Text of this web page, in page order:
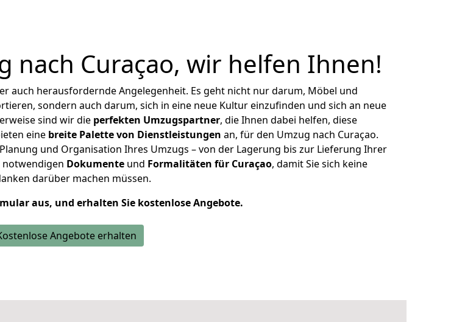
nach Curaçao, wir helfen Ihnen!
auch herausfordernde Angelegenheit. Es geht nicht nur darum, Möbel und
sondern auch darum, sich in eine neue Kultur einzufinden und sich an neue
sind wir die perfekten Umzugspartner, die Ihnen dabei helfen, diese
eine breite Palette von Dienstleistungen an, für den Umzug nach Curaçao.
und Organisation Ihres Umzugs – von der Lagerung bis zur Lieferung Ihrer
notwendigen Dokumenteund Formalitäten für Curaçao, damit Sie sich keine
darüber machen müssen.
aus, und erhalten Sie kostenlose Angebote.
Angebote erhalten